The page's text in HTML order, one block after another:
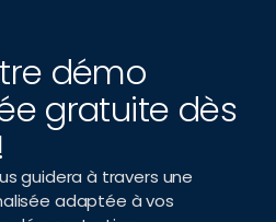
démo
gratuite dès
guidera à travers une
adaptée à vos